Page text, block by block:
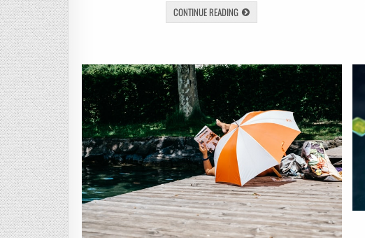
CONTINUE READING